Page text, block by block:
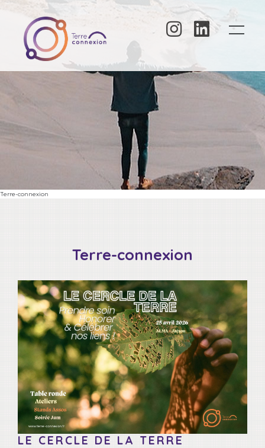
Terre-connexion
Terre-connexion
LE CERCLE DE LA TERRE
Panneau de gestion des cookies